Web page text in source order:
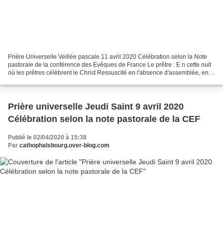
Prière Universelle Veillée pascale 11 avril 2020 Célébration selon la Note
pastorale de la conférence des Evêques de France Le prêtre : E n cette nuit
où les prêtres célèbrent le Christ Ressuscité en l'absence d'assemblée, en
Prière universelle Jeudi Saint 9 avril 2020
Célébration selon la note pastorale de la CEF
Publié le 02/04/2020 à 15:38
Par cathophalsbourg.over-blog.com